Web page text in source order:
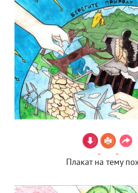
Плакат на тему